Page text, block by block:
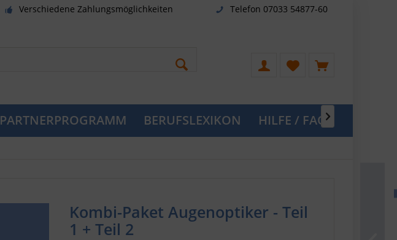
Verschiedene Zahlungsmöglichkeiten Telefon 07033 54877-60
PARTNERPROGRAMM BERUFSLEXIKON HILFE / FAQ
Kombi-Paket Augenoptiker - Teil
1 + Teil 2